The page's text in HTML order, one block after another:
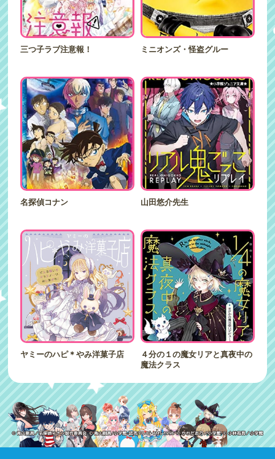
三つ子ラブ注意報！ ミニオンズ・怪盗グルー
名探偵コナン 山田悠介先生
ヤミーのハピ＊やみ洋菓子店
４分の１の魔女リアと真夜中の
魔法クラス